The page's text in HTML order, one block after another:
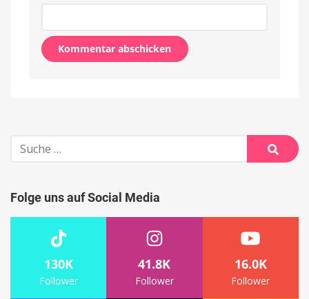
Suche
nach:
Suche
Folge uns auf Social Media
130K
Follower
41.8K
Follower
16.0K
Follower